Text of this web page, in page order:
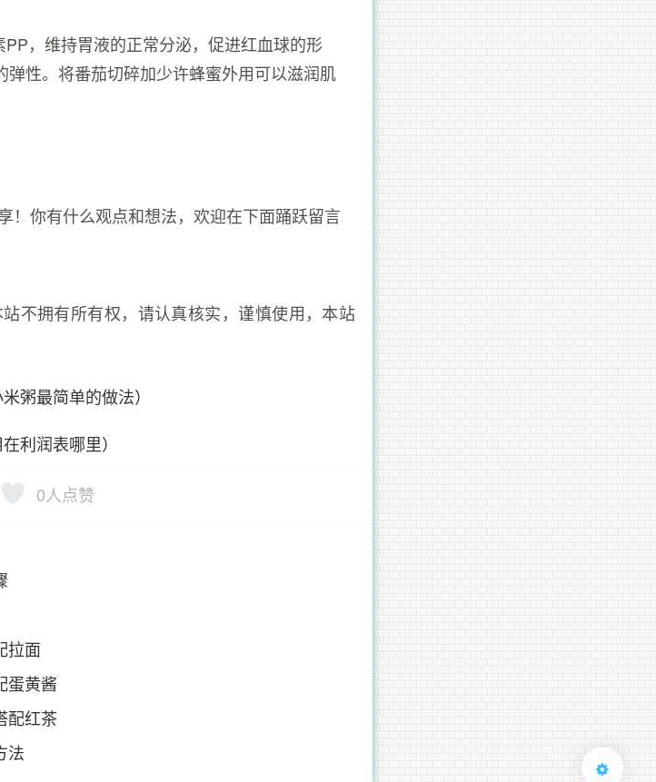
，维持胃液的正常分泌，促进红血球的形
性。将番茄切碎加少许蜂蜜外用可以滋润肌
！你有什么观点和想法，欢迎在下面踊跃留言
不拥有所有权，请认真核实，谨慎使用，本站
粥最简单的做法）
利润表哪里）
0人点赞
拉面
蛋黄酱
配红茶
法